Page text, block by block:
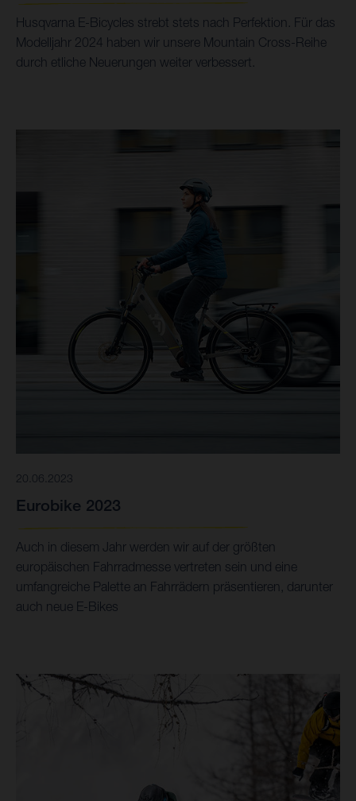
Husqvarna E-Bicycles strebt stets nach Perfektion. Für das
Modelljahr 2024 haben wir unsere Mountain Cross-Reihe
durch etliche Neuerungen weiter verbessert.
20.06.2023
Eurobike 2023
Auch in diesem Jahr werden wir auf der größten
europäischen Fahrradmesse vertreten sein und eine
umfangreiche Palette an Fahrrädern präsentieren, darunter
auch neue E-Bikes